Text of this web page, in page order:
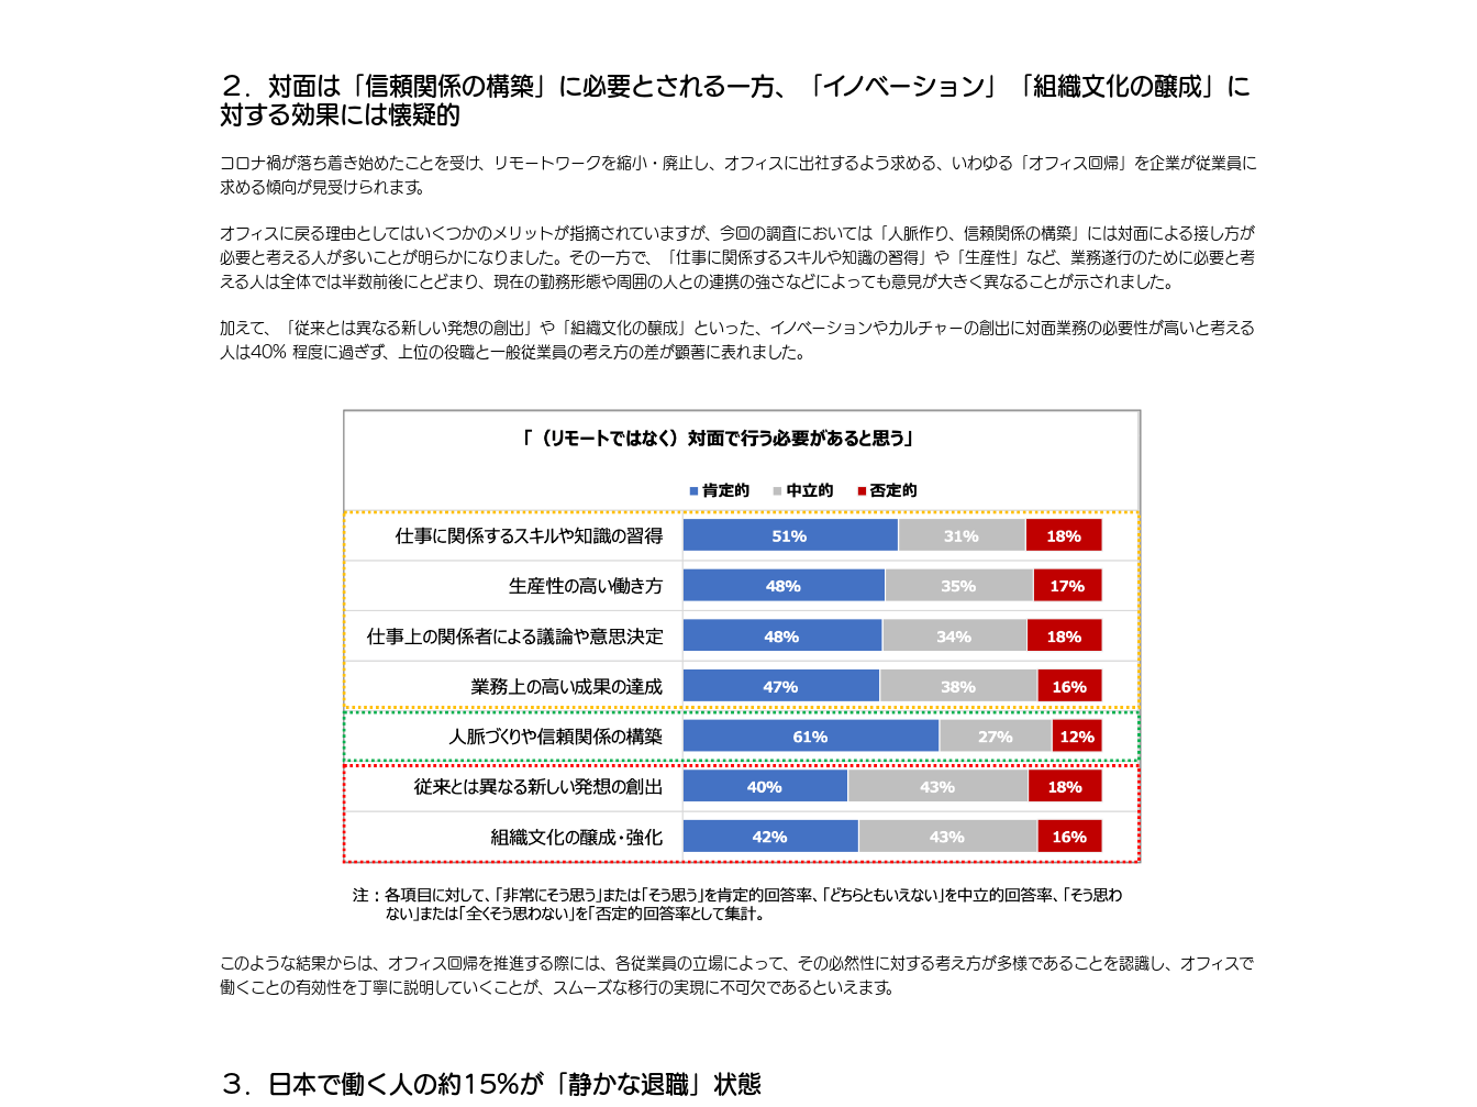
２．対面は「信頼関係の構築」に必要とされる一方、「イノベーション」「組織文化の醸成」に
対する効果には懐疑的
コロナ禍が落ち着き始めたことを受け、リモートワークを縮小・廃止し、オフィスに出社するよう求める、いわゆる「オフィス回帰」を企業が従業員に
求める傾向が見受けられます。
オフィスに戻る理由としてはいくつかのメリットが指摘されていますが、今回の調査においては「人脈作り、信頼関係の構築」には対面による接し方が
必要と考える人が多いことが明らかになりました。その一方で、「仕事に関係するスキルや知識の習得」や「生産性」など、業務遂行のために必要と考
える人は全体では半数前後にとどまり、現在の勤務形態や周囲の人との連携の強さなどによっても意見が大きく異なることが示されました。
加えて、「従来とは異なる新しい発想の創出」や「組織文化の醸成」といった、イノベーションやカルチャーの創出に対面業務の必要性が高いと考える
人は40% 程度に過ぎず、上位の役職と一般従業員の考え方の差が顕著に表れました。
このような結果からは、オフィス回帰を推進する際には、各従業員の立場によって、その必然性に対する考え方が多様であることを認識し、オフィスで
働くことの有効性を丁寧に説明していくことが、スムーズな移行の実現に不可欠であるといえます。
３．日本で働く人の約15%が「静かな退職」状態